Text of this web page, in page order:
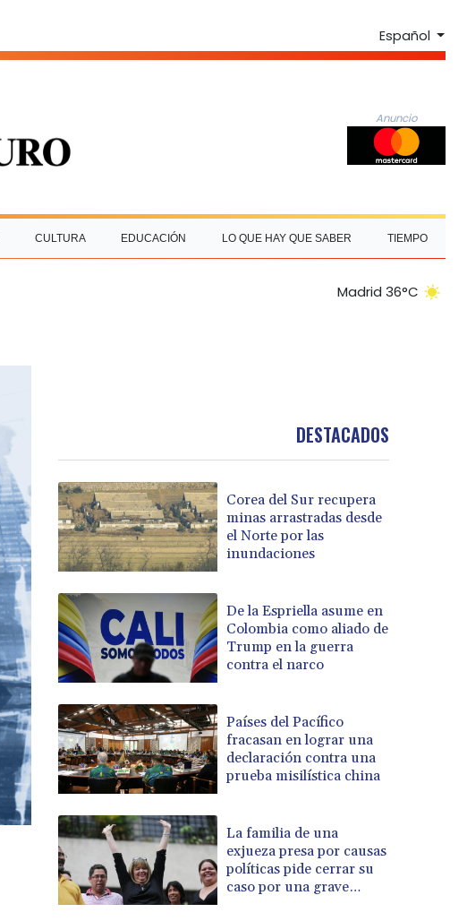
Español
Anuncio
CULTURA EDUCACIÓN LO QUE HAY QUE SABER TIEMPO
Madrid 36°C
DESTACADOS
Corea del Sur recupera
minas arrastradas desde
el Norte por las
inundaciones
De la Espriella asume en
Colombia como aliado de
Trump en la guerra
contra el narco
Países del Pacífico
fracasan en lograr una
declaración contra una
prueba misilística china
La familia de una
exjueza presa por causas
políticas pide cerrar su
caso por una grave